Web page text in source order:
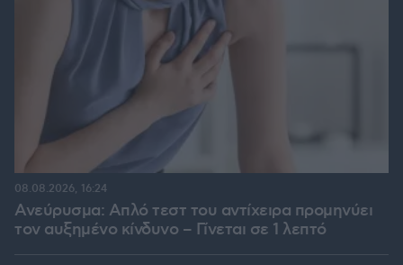
Ανεύρυσμα: Απλό τεστ του αντίχειρα προμηνύει
τον αυξημένο κίνδυνο – Γίνεται σε 1 λεπτό
08.08.2026, 16:24